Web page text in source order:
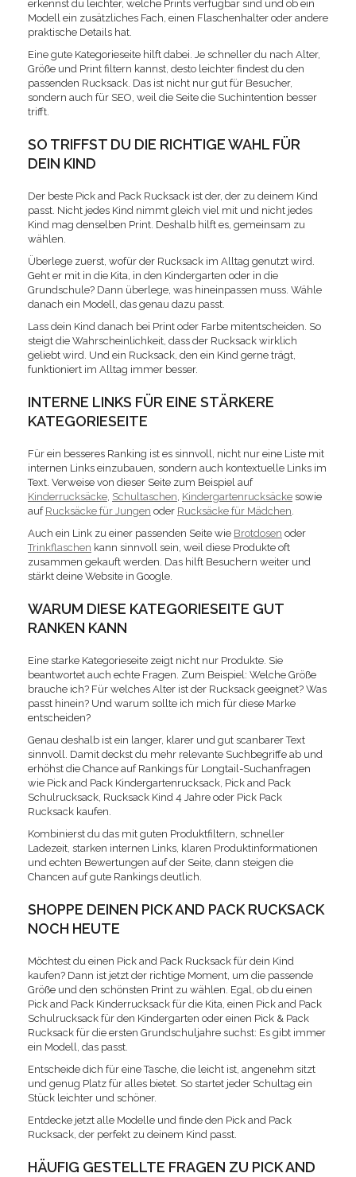
erkennst du leichter, welche Prints verfügbar sind und ob ein
Modell ein zusätzliches Fach, einen Flaschenhalter oder andere
praktische Details hat.
Eine gute Kategorieseite hilft dabei. Je schneller du nach Alter,
Größe und Print filtern kannst, desto leichter findest du den
passenden Rucksack. Das ist nicht nur gut für Besucher,
sondern auch für SEO, weil die Seite die Suchintention besser
trifft.
SO TRIFFST DU DIE RICHTIGE WAHL FÜR
DEIN KIND
Der beste Pick and Pack Rucksack ist der, der zu deinem Kind
passt. Nicht jedes Kind nimmt gleich viel mit und nicht jedes
Kind mag denselben Print. Deshalb hilft es, gemeinsam zu
wählen.
Überlege zuerst, wofür der Rucksack im Alltag genutzt wird.
Geht er mit in die Kita, in den Kindergarten oder in die
Grundschule? Dann überlege, was hineinpassen muss. Wähle
danach ein Modell, das genau dazu passt.
Lass dein Kind danach bei Print oder Farbe mitentscheiden. So
steigt die Wahrscheinlichkeit, dass der Rucksack wirklich
geliebt wird. Und ein Rucksack, den ein Kind gerne trägt,
funktioniert im Alltag immer besser.
INTERNE LINKS FÜR EINE STÄRKERE
KATEGORIESEITE
Für ein besseres Ranking ist es sinnvoll, nicht nur eine Liste mit
internen Links einzubauen, sondern auch kontextuelle Links im
Text. Verweise von dieser Seite zum Beispiel auf
Kinderrucksäcke, Schultaschen, Kindergartenrucksäcke sowie
auf Rucksäcke für Jungen oder Rucksäcke für Mädchen.
Auch ein Link zu einer passenden Seite wie Brotdosen oder
Trinkflaschen kann sinnvoll sein, weil diese Produkte oft
zusammen gekauft werden. Das hilft Besuchern weiter und
stärkt deine Website in Google.
WARUM DIESE KATEGORIESEITE GUT
RANKEN KANN
Eine starke Kategorieseite zeigt nicht nur Produkte. Sie
beantwortet auch echte Fragen. Zum Beispiel: Welche Größe
brauche ich? Für welches Alter ist der Rucksack geeignet? Was
passt hinein? Und warum sollte ich mich für diese Marke
entscheiden?
Genau deshalb ist ein langer, klarer und gut scanbarer Text
sinnvoll. Damit deckst du mehr relevante Suchbegriffe ab und
erhöhst die Chance auf Rankings für Longtail-Suchanfragen
wie Pick and Pack Kindergartenrucksack, Pick and Pack
Schulrucksack, Rucksack Kind 4 Jahre oder Pick Pack
Rucksack kaufen.
Kombinierst du das mit guten Produktfiltern, schneller
Ladezeit, starken internen Links, klaren Produktinformationen
und echten Bewertungen auf der Seite, dann steigen die
Chancen auf gute Rankings deutlich.
SHOPPE DEINEN PICK AND PACK RUCKSACK
NOCH HEUTE
Möchtest du einen Pick and Pack Rucksack für dein Kind
kaufen? Dann ist jetzt der richtige Moment, um die passende
Größe und den schönsten Print zu wählen. Egal, ob du einen
Pick and Pack Kinderrucksack für die Kita, einen Pick and Pack
Schulrucksack für den Kindergarten oder einen Pick & Pack
Rucksack für die ersten Grundschuljahre suchst: Es gibt immer
ein Modell, das passt.
Entscheide dich für eine Tasche, die leicht ist, angenehm sitzt
und genug Platz für alles bietet. So startet jeder Schultag ein
Stück leichter und schöner.
Entdecke jetzt alle Modelle und finde den Pick and Pack
Rucksack, der perfekt zu deinem Kind passt.
HÄUFIG GESTELLTE FRAGEN ZU PICK AND